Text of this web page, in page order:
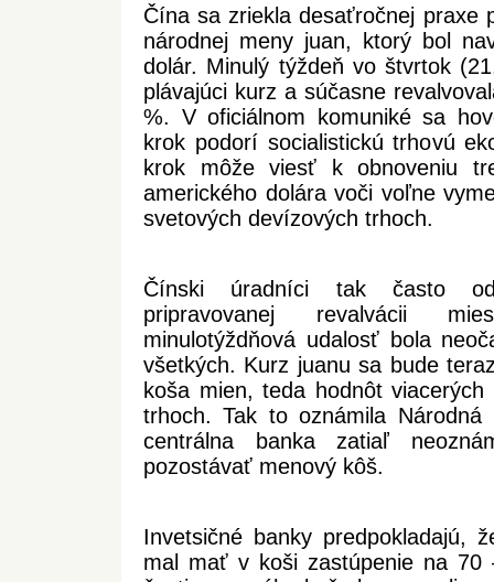
Čína sa zriekla desaťročnej praxe
národnej meny juan, ktorý bol
dolár. Minulý týždeň vo štvrtok
plávajúci kurz a súčasne
%. V oficiálnom komuniké sa
krok podorí socialistickú trhovú
krok môže viesť k obnoveniu
amerického dolára voči voľne
svetových devízových trhoch.
Čínski úradníci tak často
pripravovanej revalvácii
minulotýždňová udalosť bola
všetkých. Kurz juanu sa bude
koša mien, teda hodnôt
trhoch. Tak to oznámila
centrálna banka zatiaľ
pozostávať menový kôš.
Invetsičné banky predpokladajú,
mal mať v koši zastúpenie na 70